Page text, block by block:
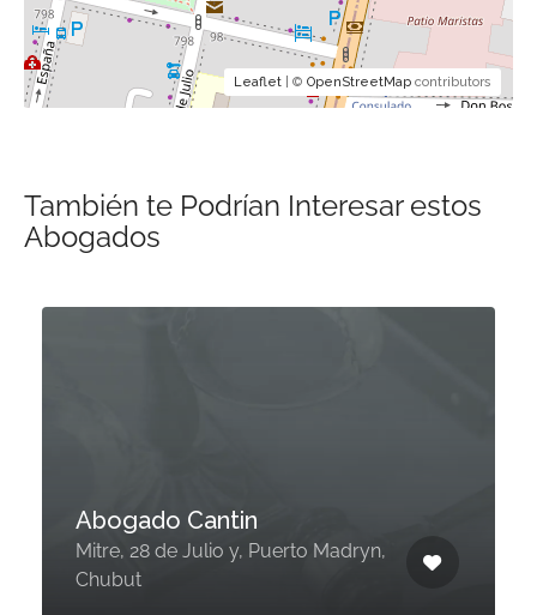
Leaflet | © OpenStreetMap contributors
También te Podrían Interesar estos
Abogados
Abogado Cantin
Mitre, 28 de Julio y, Puerto Madryn,
Chubut